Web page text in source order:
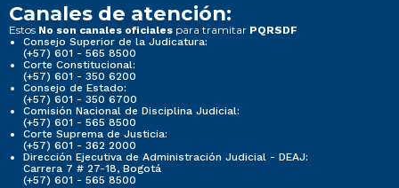
Canales de atención:
Estos No son canales oficiales para tramitar PQRSDF
Consejo Superior de la Judicatura:
(+57) 601 - 565 8500
Corte Constitucional:
(+57) 601 - 350 6200
Consejo de Estado:
(+57) 601 - 350 6700
Comisión Nacional de Disciplina Judicial:
(+57) 601 - 565 8500
Corte Suprema de Justicia:
(+57) 601 - 362 2000
Dirección Ejecutiva de Administración Judicial - DEAJ:
Carrera 7 # 27-18, Bogotá
(+57) 601 - 565 8500